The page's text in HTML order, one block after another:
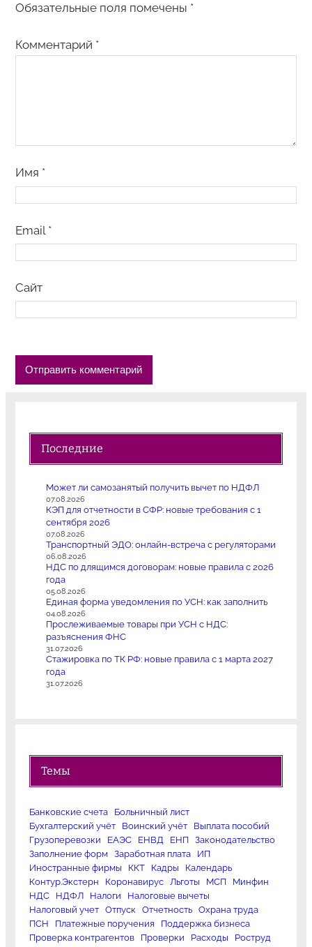
Обязательные поля помечены *
Комментарий *
Имя *
Email *
Сайт
Последние
Может ли самозанятый получить вычет по НДФЛ
07.08.2026
КЭП для отчетности в СФР: новые требования с 1
сентября 2026
07.08.2026
Транспортный ЭДО: онлайн-встреча с регуляторами
06.08.2026
НДС по длящимся договорам: новые правила с 2026
года
05.08.2026
Единая форма уведомления по УСН: как заполнить
04.08.2026
Прослеживаемые товары при УСН с НДС:
разъяснения ФНС
31.07.2026
Стажировка по ТК РФ: новые правила с 1 марта 2027
года
31.07.2026
Темы
Банковские счета
Больничный лист
Бухгалтерский учёт
Воинский учёт
Выплата пособий
Грузоперевозки
ЕАЭС ЕНВД ЕНП
Законодательство
Заполнение форм
Заработная плата
ИП
Иностранные фирмы
ККТ Кадры
Календарь
Контур.Экстерн
Коронавирус Льготы МСП
Минфин
НДС
НДФЛ Налоги
Налоговые вычеты
Налоговый учет
Отпуск Отчетность
Охрана труда
ПСН
Платежные поручения
Поддержка бизнеса
Проверка контрагентов
Проверки Расходы
Роструд